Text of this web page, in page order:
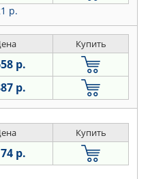
р.
Купить
р.
р.
Купить
р.